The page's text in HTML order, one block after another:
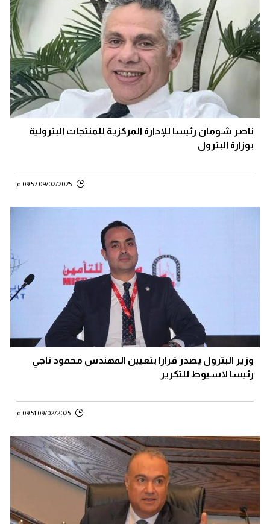
ناصر شومان رئيسا للإدارة المركزية للمنتجات البترولية
بوزارة البترول
09/02/2025 09:57 م
وزير البترول يصدر قرارا بتعيين المهندس محمود ناجي
رئيسا لاسيوط للتكرير
09/02/2025 09:51 م